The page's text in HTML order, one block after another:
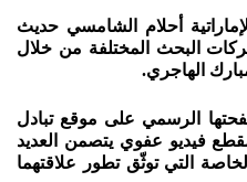
أحلام الشامسي حديث
البحث المختلفة من خلال
الرسمي على موقع تبادل
فيديو عفوي يتصمن العديد
التي توثّق تطور علاقتهما